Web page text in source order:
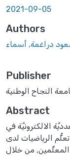
2021-09-05
Authors
دراغمة, أسماء
Publisher
النجاح الوطنية
Abstract
الالكترونيَّة في
الرياضيات لدى
من خلال